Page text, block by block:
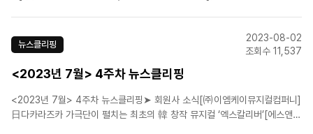
당극 뮤지컬 '조선 이야기꾼 전기..
뉴스클리핑
2023-08-02
조회수 11,537
<2023년 7월> 4주차 뉴스클리핑
<2023년 7월> 4주차 뉴스클리핑➤ 회원사 소식[㈜이엠케이뮤지컬컴퍼니]
日다카라즈카 가극단이 펼치는 최초의 韓 창작 뮤지컬 ‘엑스칼리버’[에스앤코